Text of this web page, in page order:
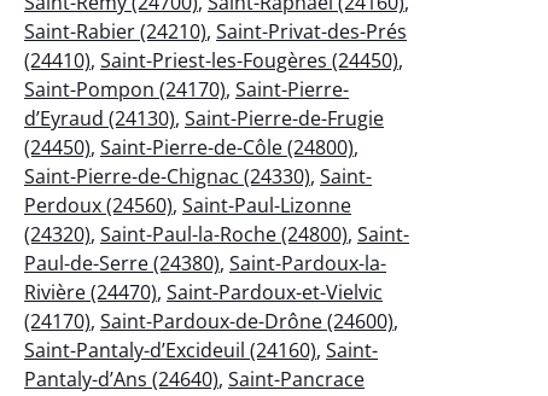
Saint-Rabier (24210), Saint-Privat-des-Prés
(24410), Saint-Priest-les-Fougères (24450),
Saint-Pompon (24170), Saint-Pierre-
d’Eyraud (24130), Saint-Pierre-de-Frugie
(24450), Saint-Pierre-de-Côle (24800),
Saint-Pierre-de-Chignac (24330), Saint-
Perdoux (24560), Saint-Paul-Lizonne
(24320), Saint-Paul-la-Roche (24800), Saint-
Paul-de-Serre (24380), Saint-Pardoux-la-
Rivière (24470), Saint-Pardoux-et-Vielvic
(24170), Saint-Pardoux-de-Drône (24600),
Saint-Pantaly-d’Excideuil (24160), Saint-
Pantaly-d’Ans (24640), Saint-Pancrace